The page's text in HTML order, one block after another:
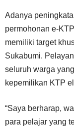
Adanya
permohonan e-
memiliki target
Sukabumi.
seluruh warga
kepemilikan KTP
“Saya berharap,
para pelajar yang